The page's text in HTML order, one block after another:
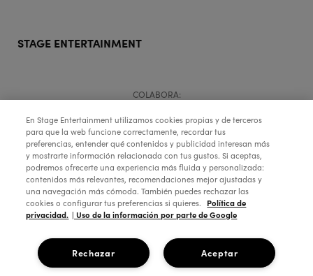
STAGE ENTERTAINMENT
COLABORA:
Copyright © 2026 Stage Entertainment España
navigation
Política de Privacidad Política de Cookies
Configuración de Cookies
Términos y Condiciones Aviso Legal Ética de la empresa
En Stage Entertainment utilizamos cookies propias y de terceros
para que la web funcione correctamente, recordar tus
preferencias, entender qué contenidos y publicidad interesan más
y mostrarte información relacionada con tus gustos. Si aceptas,
podremos ofrecerte una experiencia más fluida y personalizada:
contenidos más relevantes, recomendaciones mejor ajustadas y
una navegación más cómoda. También puedes rechazar las
cookies o configurar tus preferencias si quieres.
Política de
privacidad. | Uso de la información por parte de Google
Aceptar
Rechazar